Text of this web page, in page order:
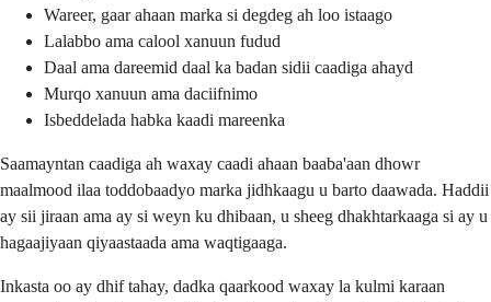
Wareer, gaar ahaan marka si degdeg ah loo istaago
Lalabbo ama calool xanuun fudud
Daal ama dareemid daal ka badan sidii caadiga ahayd
Murqo xanuun ama daciifnimo
Isbeddelada habka kaadi mareenka
Saamayntan caadiga ah waxay caadi ahaan baaba'aan dhowr
maalmood ilaa toddobaadyo marka jidhkaagu u barto daawada. Haddii
ay sii jiraan ama ay si weyn ku dhibaan, u sheeg dhakhtarkaaga si ay u
hagaajiyaan qiyaastaada ama waqtigaaga.
Inkasta oo ay dhif tahay, dadka qaarkood waxay la kulmi karaan